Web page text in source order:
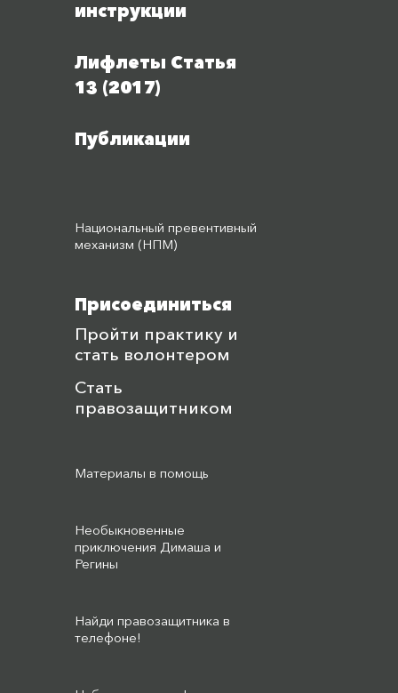
инструкции
Лифлеты Статья
13 (2017)
Публикации
Национальный превентивный
механизм (НПМ)
Присоединиться
Пройти практику и
стать волонтером
Стать
правозащитником
Материалы в помощь
Необыкновенные
приключения Димаша и
Регины
Найди правозащитника в
телефоне!